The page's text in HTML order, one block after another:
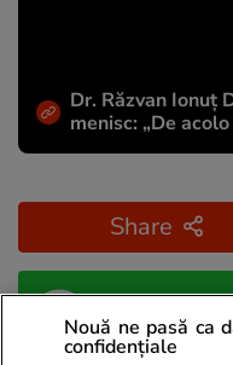
Dr. Răzvan Ionuţ
menisc: „De
Share
a fi la
Nouă ne pasă ca
confidențiale